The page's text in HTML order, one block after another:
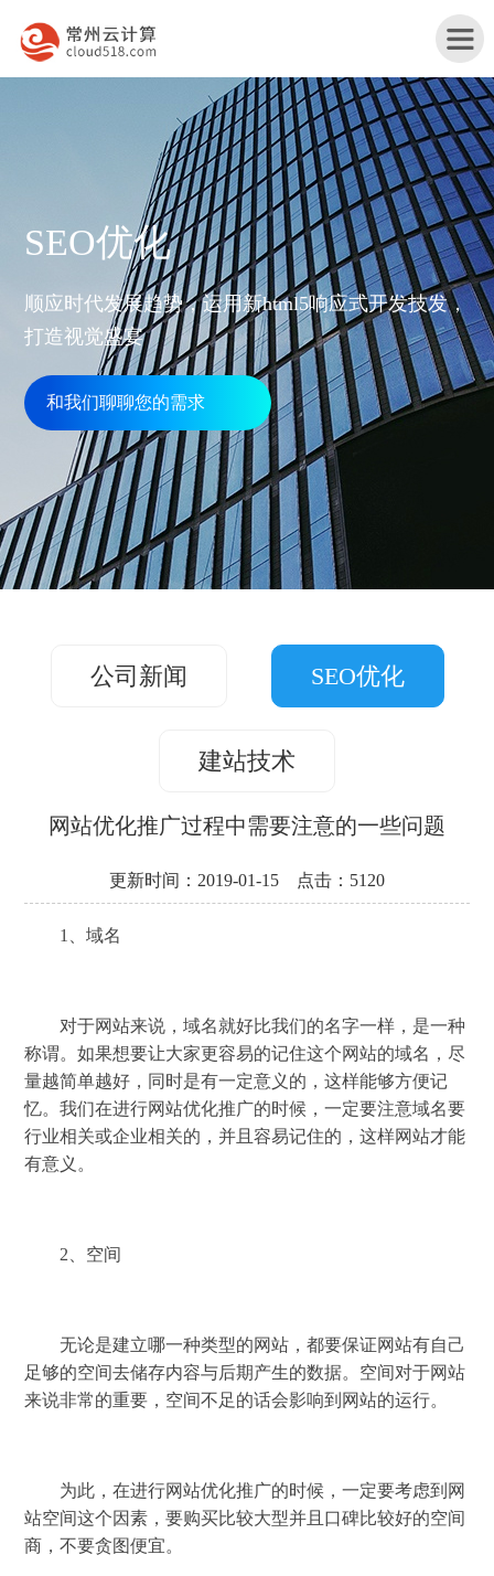
品
服
行
解
方
案
网
改
版
务
案
关
于
联
SEO优化
顺应时代发展趋势，运用新html5响应式开发技发，
打造视觉盛宴
和我们聊聊您的需求
公司新闻 SEO优化
建站技术
网站优化推广过程中需要注意的一些问题
更新时间：2019-01-15 点击：5120
1、域名
对于网站来说，域名就好比我们的名字一样，是一种
称谓。如果想要让大家更容易的记住这个网站的域名，尽
量越简单越好，同时是有一定意义的，这样能够方便记
忆。我们在进行网站优化推广的时候，一定要注意域名要
行业相关或企业相关的，并且容易记住的，这样网站才能
有意义。
2、空间
无论是建立哪一种类型的网站，都要保证网站有自己
足够的空间去储存内容与后期产生的数据。空间对于网站
来说非常的重要，空间不足的话会影响到网站的运行。
为此，在进行网站优化推广的时候，一定要考虑到网
站空间这个因素，要购买比较大型并且口碑比较好的空间
商，不要贪图便宜。